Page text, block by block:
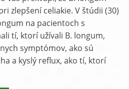
zlepšení celiakie. V štúdii (30)
na pacientoch s
tí, ktorí užívali B. longum,
symptómov, ako sú
a kyslý reflux, ako tí, ktorí